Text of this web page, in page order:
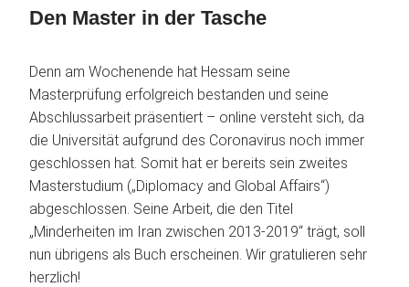
Den Master in der Tasche
Denn am Wochenende hat Hessam seine
Masterprüfung erfolgreich bestanden und seine
Abschlussarbeit präsentiert – online versteht sich, da
die Universität aufgrund des Coronavirus noch immer
geschlossen hat. Somit hat er bereits sein zweites
Masterstudium („Diplomacy and Global Affairs“)
abgeschlossen. Seine Arbeit, die den Titel
„Minderheiten im Iran zwischen 2013-2019“ trägt, soll
nun übrigens als Buch erscheinen. Wir gratulieren sehr
herzlich!